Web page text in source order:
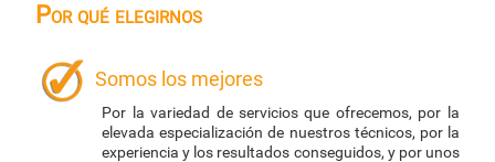
Por qué elegirnos
Somos los mejores
Por la variedad de servicios que ofrecemos, por la
elevada especialización de nuestros técnicos, por la
experiencia y los resultados conseguidos, y por unos